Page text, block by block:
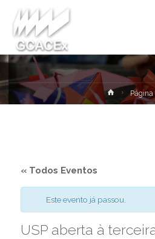
HomePágina
« Todos Eventos
Este evento já passou.
USP aberta à